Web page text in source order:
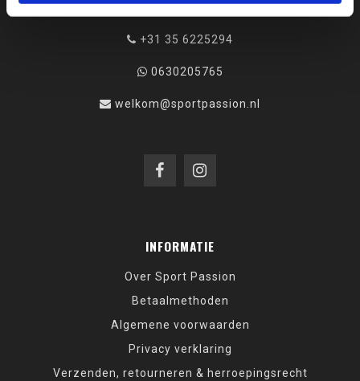
Hilversum
+31 35 6225294
0630205765
welkom@sportpassion.nl
INFORMATIE
Over Sport Passion
Betaalmethoden
Algemene voorwaarden
Privacy verklaring
Verzenden, retourneren & herroepingsrecht